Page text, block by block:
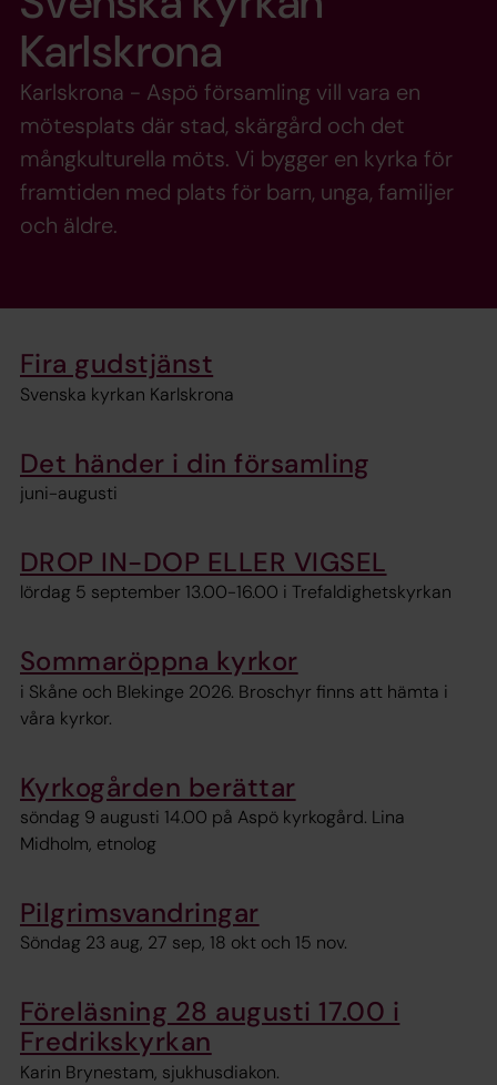
Karlskrona
Karlskrona - Aspö församling vill vara en
mötesplats där stad, skärgård och det
mångkulturella möts. Vi bygger en kyrka för
framtiden med plats för barn, unga, familjer
och äldre.
Fira gudstjänst
Svenska kyrkan Karlskrona
Det händer i din församling
juni-augusti
DROP IN-DOP ELLER VIGSEL
lördag 5 september 13.00-16.00 i Trefaldighetskyrkan
Sommaröppna kyrkor
i Skåne och Blekinge 2026. Broschyr finns att hämta i
våra kyrkor.
Kyrkogården berättar
söndag 9 augusti 14.00 på Aspö kyrkogård. Lina
Midholm, etnolog
Pilgrimsvandringar
Söndag 23 aug, 27 sep, 18 okt och 15 nov.
Föreläsning 28 augusti 17.00 i
Fredrikskyrkan
Karin Brynestam, sjukhusdiakon.